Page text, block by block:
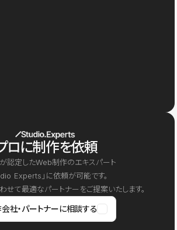
ロに制作を依頼
認定したWeb制作のエキスパート
Experts」に依頼が可能です。
せて最適なパートナーをご提案いたします。
社・パートナーに相談する